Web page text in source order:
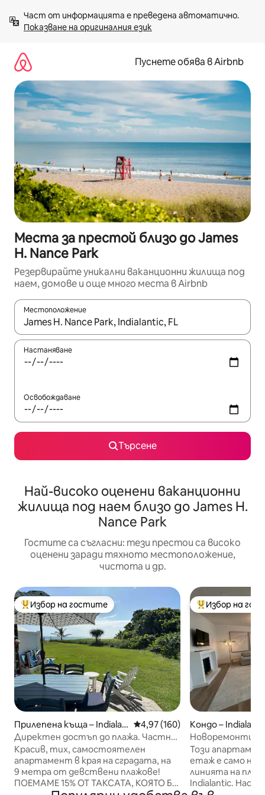
към
съдържанието
Показване на оригиналния език
Пуснете обява в Airbnb
Места за престой близо до James
H. Nance Park
Резервирайте уникални ваканционни жилища под
наем, домове и още много места в Airbnb
Местоположение
Когато резултатите се покажат, използвайте
Настаняване
Освобождаване
Търсене
Най-високо оценени ваканционни
жилища под наем близо до James H.
Nance Park
Гостите са съгласни: тези престои са високо
оценени заради тяхното местоположение,
чистота и др.
Най-популярен избор на гостите
Избор на гостите
Прилепена къща – Indialan
tic
Средна оценка: 4,97 от 5,
4,97 (160)
Директен достъп до плажа. Частна
крайна единица!
Красив, тих, самостоятелен
апартамент в края на сградата, на
9 метра от девствени плажове!
ПОЕМАМЕ 15% ОТ ТАКСАТА, КОЯТО БИ
Най-популярен
Избор на
Кондо –
басейн на първа
Този
етаж е само на
линията на
Indialantic.